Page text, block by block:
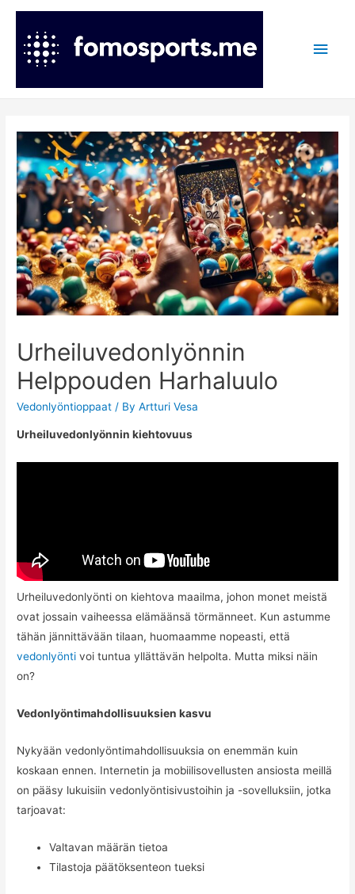
Main
Urheiluvedonlyönnin
Helppouden Harhaluulo
Vedonlyöntioppaat / ByArtturi Vesa
Urheiluvedonlyönnin kiehtovuus
Urheiluvedonlyönti on kiehtova maailma, johon monet meistä
ovat jossain vaiheessa elämäänsä törmänneet. Kun astumme
tähän jännittävään tilaan, huomaamme nopeasti, että
vedonlyönti voi tuntua yllättävän helpolta. Mutta miksi näin
on?
Vedonlyöntimahdollisuuksien kasvu
Nykyään vedonlyöntimahdollisuuksia on enemmän kuin
koskaan ennen. Internetin ja mobiilisovellusten ansiosta meillä
on pääsy lukuisiin vedonlyöntisivustoihin ja -sovelluksiin, jotka
tarjoavat:
Valtavan määrän tietoa
Tilastoja päätöksenteon tueksi